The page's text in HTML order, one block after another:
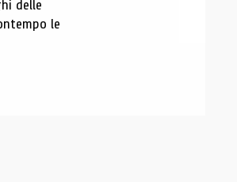
delle
le